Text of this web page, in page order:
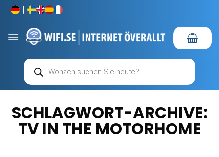
Zum
Inhalt
springen
Products
search
SCHLAGWORT-ARCHIVE:
TV IN THE MOTORHOME